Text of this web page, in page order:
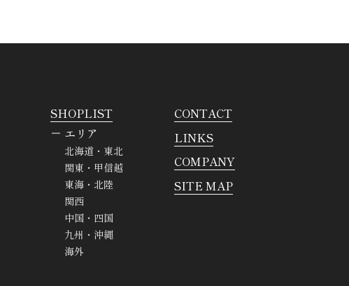
SHOPLIST
エリア
北海道・東北
関東・甲信越
東海・北陸
関西
中国・四国
九州・沖縄
海外
CONTACT
LINKS
COMPANY
SITE MAP